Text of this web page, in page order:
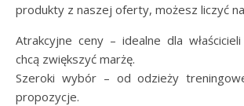
produkty z naszej oferty, możesz liczyć
Atrakcyjne ceny – idealne dla
chcą zwiększyć marżę.
Szeroki wybór – od odzieży
propozycje.